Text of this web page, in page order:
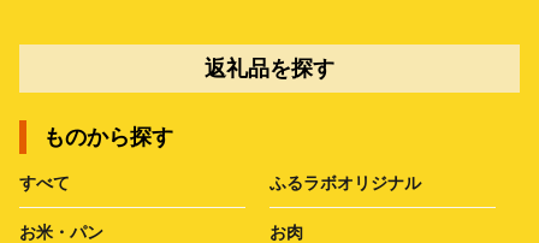
返礼品を探す
ものから探す
すべて ふるラボオリジナル
お米・パン お肉